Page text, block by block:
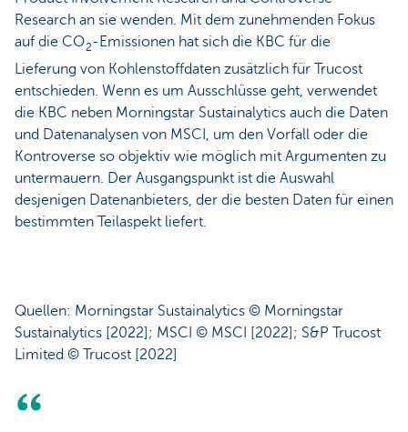
Research an sie wenden. Mit dem zunehmenden Fokus
auf die CO2-Emissionen hat sich die KBC für die
Lieferung von Kohlenstoffdaten zusätzlich für Trucost
entschieden. Wenn es um Ausschlüsse geht, verwendet
die KBC neben Morningstar Sustainalytics auch die Daten
und Datenanalysen von MSCI, um den Vorfall oder die
Kontroverse so objektiv wie möglich mit Argumenten zu
untermauern. Der Ausgangspunkt ist die Auswahl
desjenigen Datenanbieters, der die besten Daten für einen
bestimmten Teilaspekt liefert.
Quellen: Morningstar Sustainalytics © Morningstar
Sustainalytics [2022]; MSCI © MSCI [2022]; S&P Trucost
Limited © Trucost [2022]